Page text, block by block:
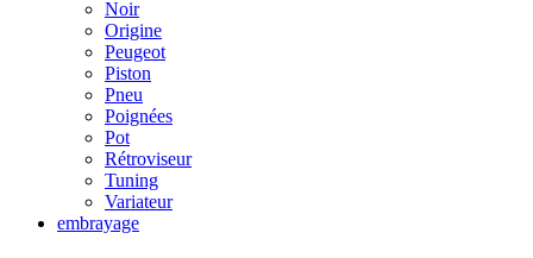
Noir
Origine
Peugeot
Piston
Pneu
Poignées
Pot
Rétroviseur
Tuning
Variateur
embrayage